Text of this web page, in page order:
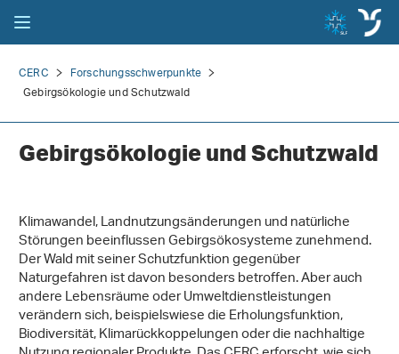
CERC
Forschungsschwerpunkte
Gebirgsökologie und Schutzwald
Gebirgsökologie und Schutzwald
Klimawandel, Landnutzungsänderungen und natürliche
Störungen beeinflussen Gebirgsökosysteme zunehmend.
Der Wald mit seiner Schutzfunktion gegenüber
Naturgefahren ist davon besonders betroffen. Aber auch
andere Lebensräume oder Umweltdienstleistungen
verändern sich, beispielswiese die Erholungsfunktion,
Biodiversität, Klimarückkoppelungen oder die nachhaltige